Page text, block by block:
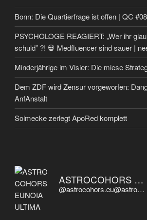
Bonn: Die Quartierfrage ist offen | QC
PSYCHOLOGE REAGIERT: „Wer ihr
schuld” ?! 💀 Medfluencer sind sauer |
Minderjährige im Visier: Die miese
Dem ZDF wird Zensur vorgeworfen:
AnfAnstalt
Solmecke zerlegt ApoRed komplett
ASTROCOHORS EUNOIA ULTIMA
@astrocohors.eu@astrocohors.eu